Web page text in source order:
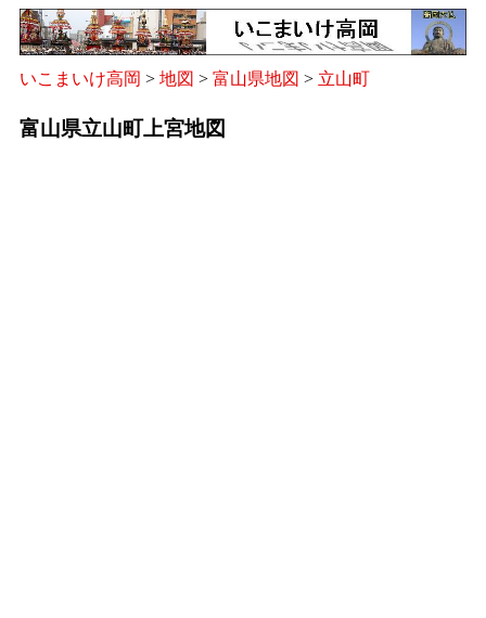
いこまいけ高岡 > 地図 > 富山県地図 > 立山町
富山県立山町上宮地図